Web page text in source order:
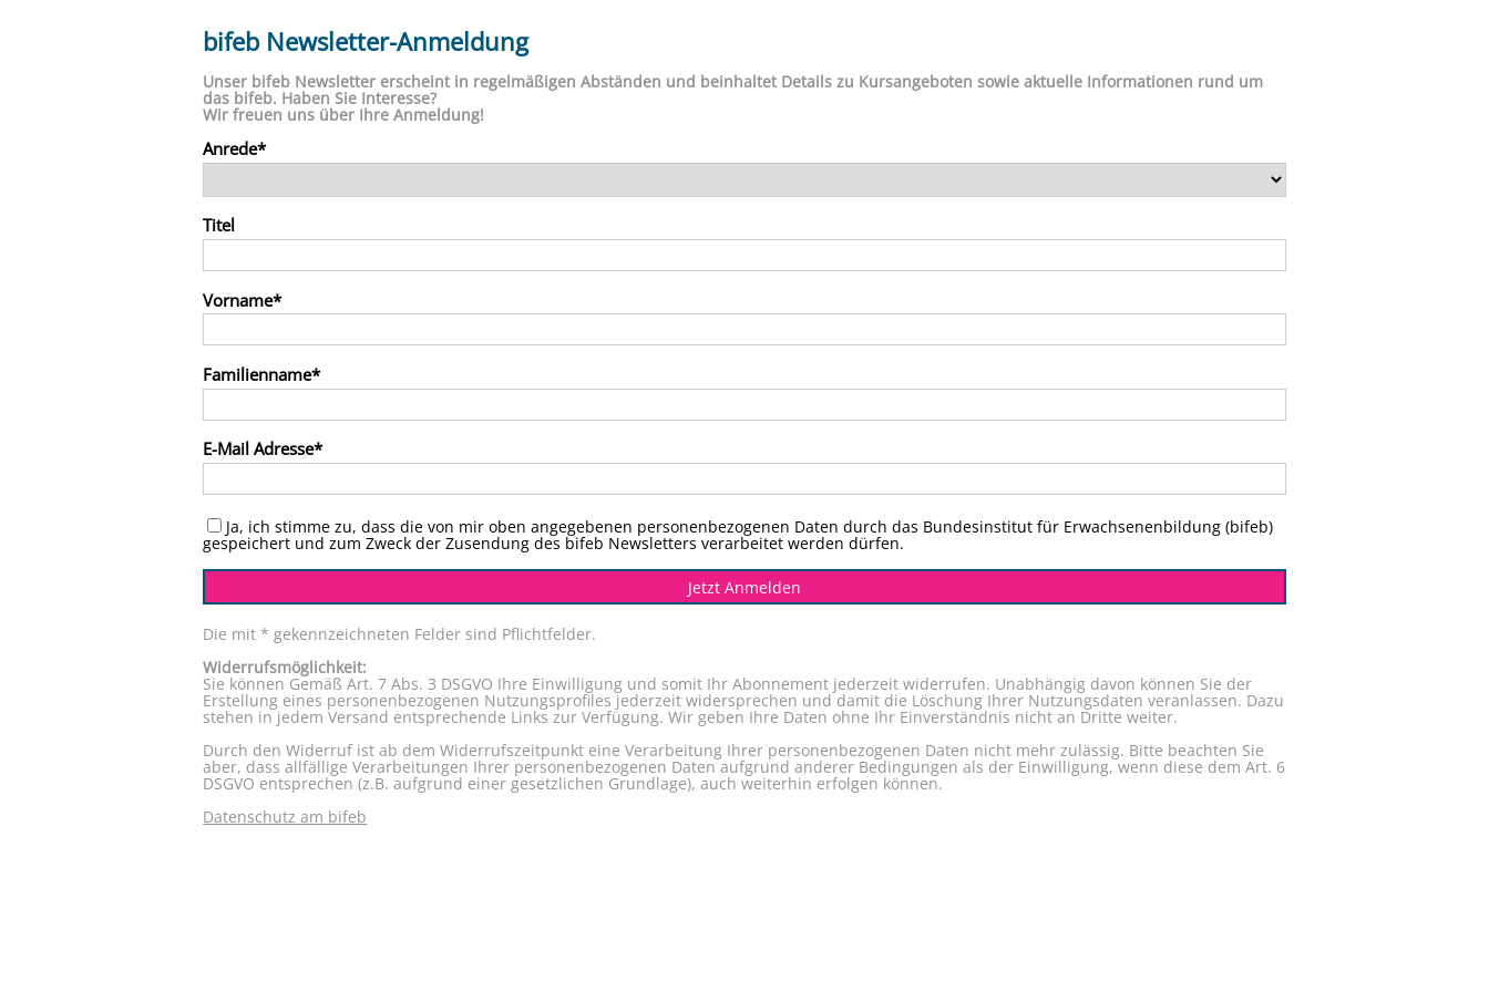
bifeb Newsletter-Anmeldung
Unser bifeb Newsletter erscheint in regelmäßigen Abständen und beinhaltet Details zu Kursangeboten sowie aktuelle Informationen rund um
das bifeb. Haben Sie Interesse?
Wir freuen uns über Ihre Anmeldung!
Anrede
Titel
Vorname
Familienname
E-Mail Adresse
Ja, ich stimme zu, dass die von mir oben angegebenen personenbezogenen Daten durch das Bundesinstitut für Erwachsenenbildung (bifeb)
gespeichert und zum Zweck der Zusendung des bifeb Newsletters verarbeitet werden dürfen.
Jetzt Anmelden
Die mit * gekennzeichneten Felder sind Pflichtfelder.
Widerrufsmöglichkeit:
Sie können Gemäß Art. 7 Abs. 3 DSGVO Ihre Einwilligung und somit Ihr Abonnement jederzeit widerrufen. Unabhängig davon können Sie der
Erstellung eines personenbezogenen Nutzungsprofiles jederzeit widersprechen und damit die Löschung Ihrer Nutzungsdaten veranlassen. Dazu
stehen in jedem Versand entsprechende Links zur Verfügung. Wir geben Ihre Daten ohne Ihr Einverständnis nicht an Dritte weiter.
Durch den Widerruf ist ab dem Widerrufszeitpunkt eine Verarbeitung Ihrer personenbezogenen Daten nicht mehr zulässig. Bitte beachten Sie
aber, dass allfällige Verarbeitungen Ihrer personenbezogenen Daten aufgrund anderer Bedingungen als der Einwilligung, wenn diese dem Art. 6
DSGVO entsprechen (z.B. aufgrund einer gesetzlichen Grundlage), auch weiterhin erfolgen können.
Datenschutz am bifeb